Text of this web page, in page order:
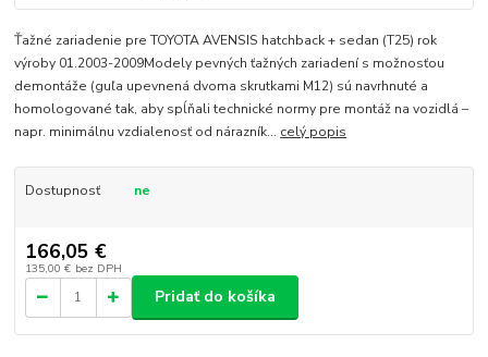
Ťažné zariadenie pre TOYOTA AVENSIS hatchback + sedan (T25) rok
výroby 01.2003-2009Modely pevných ťažných zariadení s možnosťou
demontáže (guľa upevnená dvoma skrutkami M12) sú navrhnuté a
homologované tak, aby spĺňali technické normy pre montáž na vozidlá –
napr. minimálnu vzdialenosť od nárazník... celý popis
Dostupnosť ne
166,05 €
135,00 € bez DPH
Pridať do košíka